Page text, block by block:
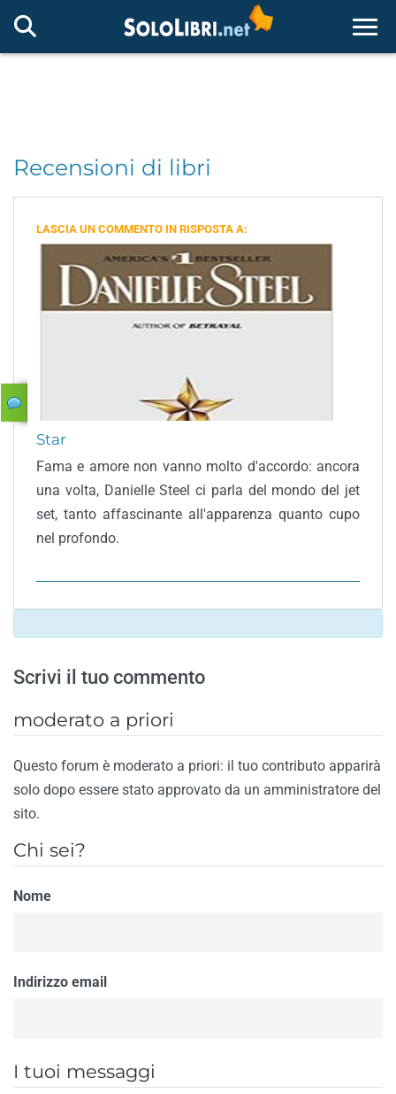
Recensioni di libri
LASCIA UN COMMENTO IN RISPOSTA A:
Star
Fama e amore non vanno molto d'accordo: ancora
una volta, Danielle Steel ci parla del mondo del jet
set, tanto affascinante all'apparenza quanto cupo
nel profondo.
Scrivi il tuo commento
moderato a priori
Questo forum è moderato a priori: il tuo contributo apparirà
solo dopo essere stato approvato da un amministratore del
sito.
Chi sei?
Nome
Indirizzo email
I tuoi messaggi